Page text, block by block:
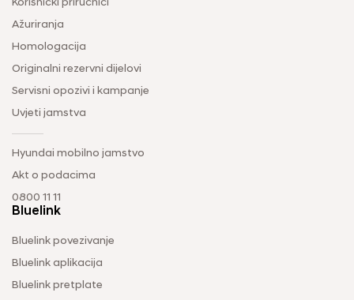
Korisnički priručnici
Ažuriranja
Homologacija
Originalni rezervni dijelovi
Servisni opozivi i kampanje
Uvjeti jamstva
Hyundai mobilno jamstvo
Akt o podacima
0800 11 11
Bluelink
Bluelink povezivanje
Bluelink aplikacija
Bluelink pretplate